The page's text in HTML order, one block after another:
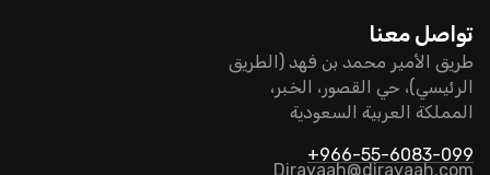
تواصل معنا
طريق الأمير محمد بن فهد (الطريق
الرئيسي)، حي القصور، الخبر،
المملكة العربية السعودية
966-55-6083-099+
Dirayaah@dirayaah.com